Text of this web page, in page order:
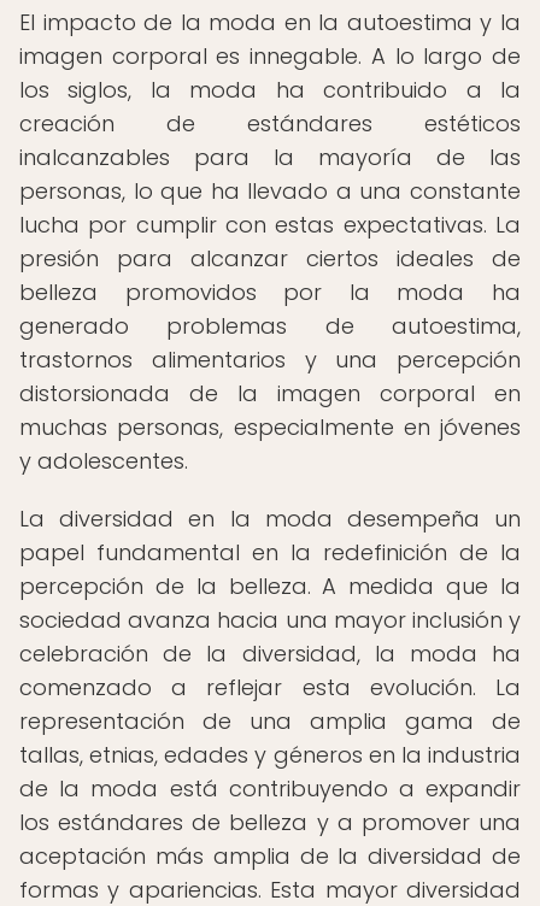
El impacto de la moda en la autoestima y la
imagen corporal es innegable. A lo largo de
los siglos, la moda ha contribuido a la
creación de estándares estéticos
inalcanzables para la mayoría de las
personas, lo que ha llevado a una constante
lucha por cumplir con estas expectativas. La
presión para alcanzar ciertos ideales de
belleza promovidos por la moda ha
generado problemas de autoestima,
trastornos alimentarios y una percepción
distorsionada de la imagen corporal en
muchas personas, especialmente en jóvenes
y adolescentes.
La diversidad en la moda desempeña un
papel fundamental en la redefinición de la
percepción de la belleza. A medida que la
sociedad avanza hacia una mayor inclusión y
celebración de la diversidad, la moda ha
comenzado a reflejar esta evolución. La
representación de una amplia gama de
tallas, etnias, edades y géneros en la industria
de la moda está contribuyendo a expandir
los estándares de belleza y a promover una
aceptación más amplia de la diversidad de
formas y apariencias. Esta mayor diversidad